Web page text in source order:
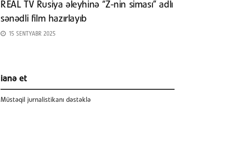
REAL TV Rusiya əleyhinə “Z-nin siması” adlı
sənədli film hazırlayıb
15 SENTYABR 2025
ianə et
Müstəqil jurnalistikanı dəstəklə